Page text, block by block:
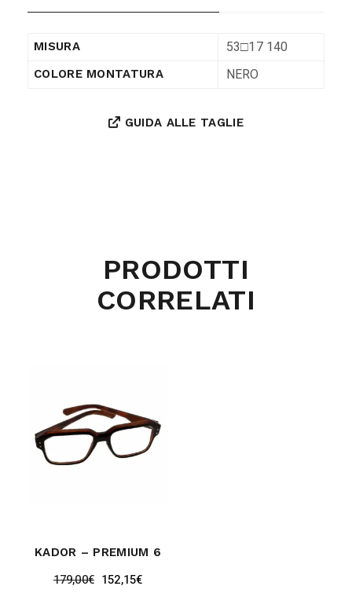
MISURA 53□17 140
COLORE MONTATURA NERO
GUIDA ALLE TAGLIE
PRODOTTI
CORRELATI
KADOR – PREMIUM 6
179,00€ 152,15€